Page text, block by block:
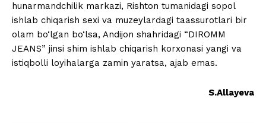
hunarmandchilik markazi, Rishton tumanidagi sopol
ishlab chiqarish sexi va muzeylardagi taassurotlari bir
olam bo‘lgan bo‘lsa, Andijon shahridagi “DIROMM
JEANS” jinsi shim ishlab chiqarish korxonasi yangi va
istiqbolli loyihalarga zamin yaratsa, ajab emas.
S.Allayeva